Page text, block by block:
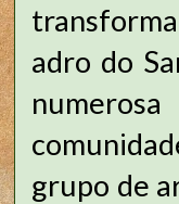
adro do
grupo de